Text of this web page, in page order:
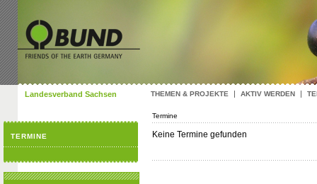
Landesverband Sachsen
Termine
Keine Termine gefunden
TERMINE
THEMEN & PROJEKTE AKTIV WERDEN